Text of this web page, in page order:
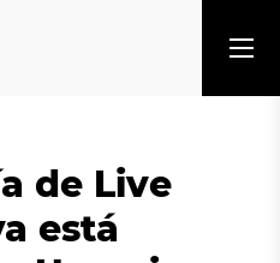
de Live
está